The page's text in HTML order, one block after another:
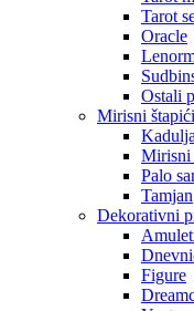
Tarot
Oracle
Ostali
Mirisni
Kadulja
Mirisni
Palo
Tamjan
Dekorativni
Figure